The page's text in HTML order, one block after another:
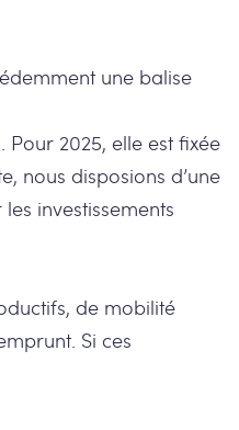
une balise
Pour 2025, elle est fixée
nous disposions d’une
investissements
de mobilité
Si ces